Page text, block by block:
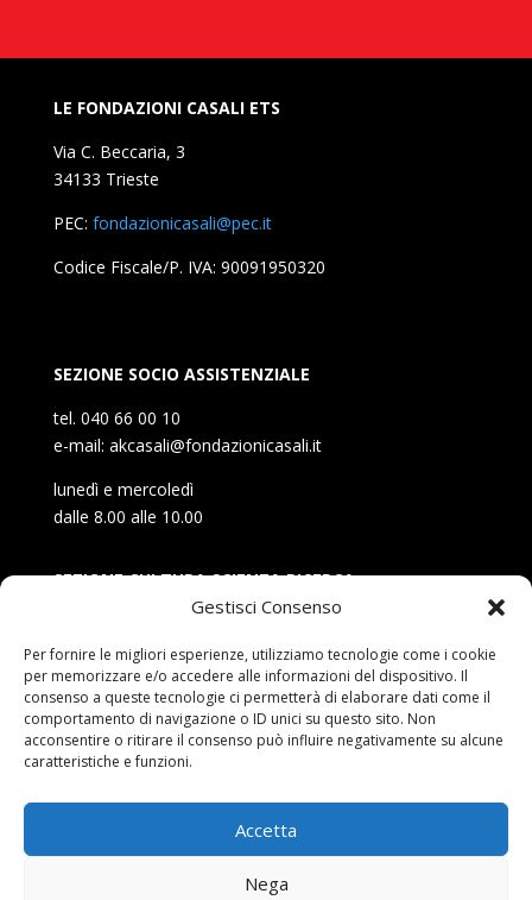
Gestisci Consenso
Per fornire le migliori esperienze, utilizziamo tecnologie come i cookie
per memorizzare e/o accedere alle informazioni del dispositivo. Il
consenso a queste tecnologie ci permetterà di elaborare dati come il
comportamento di navigazione o ID unici su questo sito. Non
acconsentire o ritirare il consenso può influire negativamente su alcune
caratteristiche e funzioni.
Accetta
Nega
LE FONDAZIONI CASALI ETS
Via C. Beccaria, 3
34133 Trieste
PEC: fondazionicasali@pec.it
Codice Fiscale/P. IVA: 90091950320
SEZIONE SOCIO ASSISTENZIALE
tel. 040 66 00 10
e-mail: akcasali@fondazionicasali.it
lunedì e mercoledì
dalle 8.00 alle 10.00
SEZIONE CULTURA SCIENZA RICERCA
e-mail: kfcasali@fondazionicasali.it
martedì, giovedì e venerdì
dalle 8.30 alle 12.30